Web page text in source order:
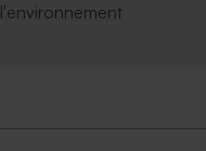
l'environnement